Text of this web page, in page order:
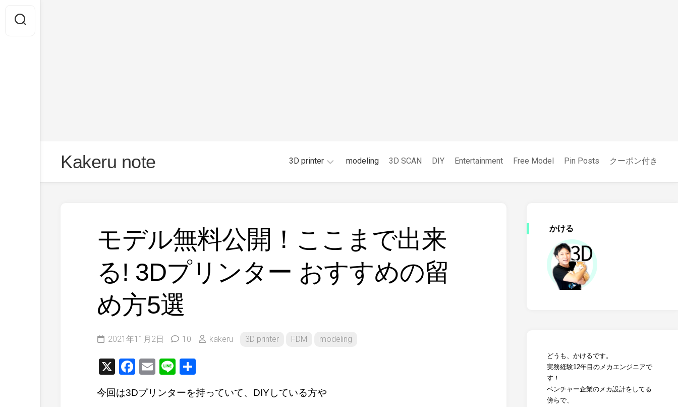
Kakeru note 3D printer
形
modeling 3D SCAN DIY Entertainment Free Model Pin Posts クーポン付き
モデル無料公開！ここまで出来
る! 3Dプリンター おすすめの留
め方5選
2021年11月2日 10 kakeru 3D printer FDM modeling
X Facebook
Email
Line
有
今回は3Dプリンターを持っていて、DIYしている方や
かける
どうも、かけるです。
実務経験12年目のメカエンジニアで
す！
ベンチャー企業のメカ設計をしてる
傍らで、